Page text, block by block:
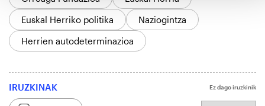
Euskal Herriko politika
Naziogintza
Herrien autodeterminazioa
IRUZKINAK Ez dago iruzkinik